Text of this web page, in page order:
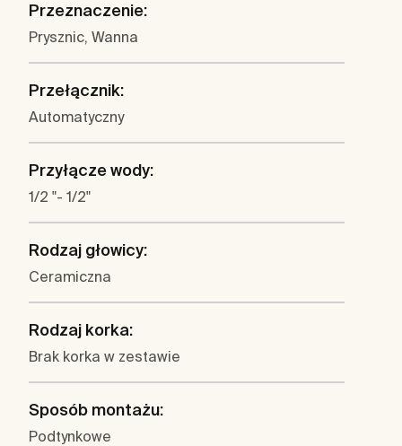
Przeznaczenie:
Prysznic, Wanna
Przełącznik:
Automatyczny
Przyłącze wody:
1/2 "- 1/2"
Rodzaj głowicy:
Ceramiczna
Rodzaj korka:
Brak korka w zestawie
Sposób montażu:
Podtynkowe